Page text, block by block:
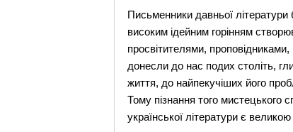
Письменники давньої
високим ідейним горінням
просвітителями,
донесли до нас подих століть,
життя, до найпекучіших його
Тому пізнання того мистецького
української літератури є